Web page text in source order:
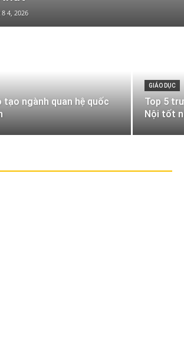
4, 2026
ngành quan hệ quốc
GIÁO DỤC
Top 5
Nội tốt